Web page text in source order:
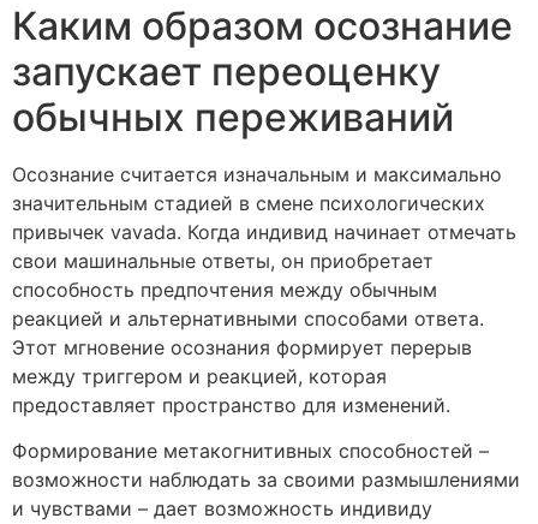
Каким образом осознание
запускает переоценку
обычных переживаний
Осознание считается изначальным и максимально
значительным стадией в смене психологических
привычек vavada. Когда индивид начинает отмечать
свои машинальные ответы, он приобретает
способность предпочтения между обычным
реакцией и альтернативными способами ответа.
Этот мгновение осознания формирует перерыв
между триггером и реакцией, которая
предоставляет пространство для изменений.
Формирование метакогнитивных способностей –
возможности наблюдать за своими размышлениями
и чувствами – дает возможность индивиду